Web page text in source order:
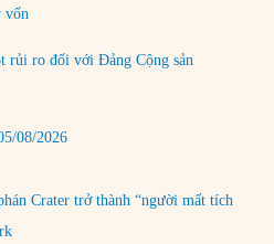
vốn
rủi ro đối với Đảng Cộng sản
08/2026
Crater trở thành “người mất tích